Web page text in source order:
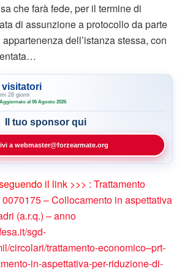
che farà fede, per il termine di
di assunzione a protocollo da parte
dell’istanza stessa, con
visitatori
28 giorni
Aggiornato al 06 Agosto 2026
Il tuo sponsor qui
a webmaster@forzearmate.org
il link >>> : Trattamento
– Collocamento in aspettativa
(a.r.q.) – anno
sgd-
circolari/trattamento-economico–prt-
in-aspettativa-per-riduzione-di-